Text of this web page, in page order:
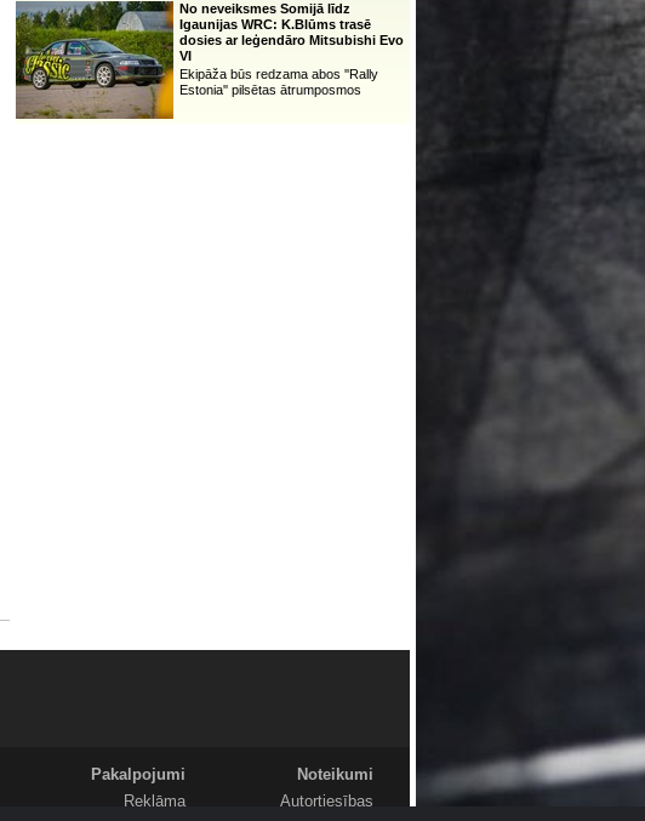
No neveiksmes Somijā līdz
Igaunijas WRC: K.Blūms trasē
dosies ar leģendāro Mitsubishi Evo
VI
Ekipāža būs redzama abos ''Rally
Estonia'' pilsētas ātrumposmos
Pakalpojumi
Reklāma
Noteikumi
Autortiesības